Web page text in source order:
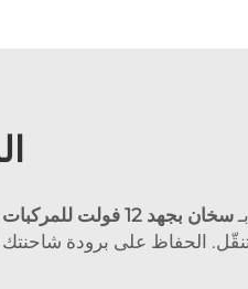
سخان بجهد 12 فولت للمركبات متعددة الاستخدامات (UTV)
الحفاظ على برودة